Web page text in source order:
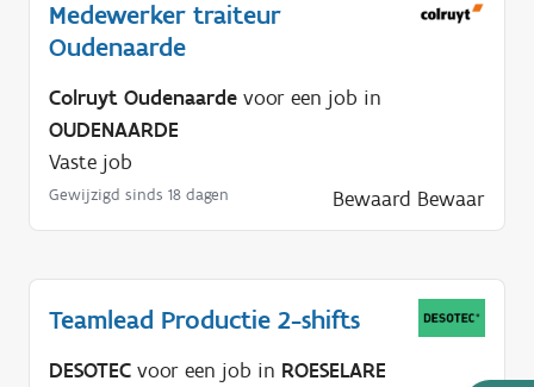
Medewerker traiteur
Oudenaarde
Colruyt Oudenaarde voor een job in
OUDENAARDE
Vaste job
Gewijzigd sinds 18 dagen Bewaard Bewaar
Teamlead Productie 2-shifts
DESOTEC voor een job in ROESELARE